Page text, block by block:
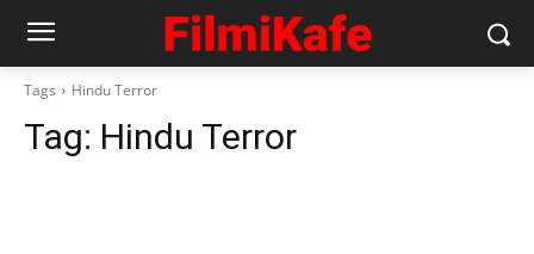
Tags Hindu Terror
Tag: Hindu Terror